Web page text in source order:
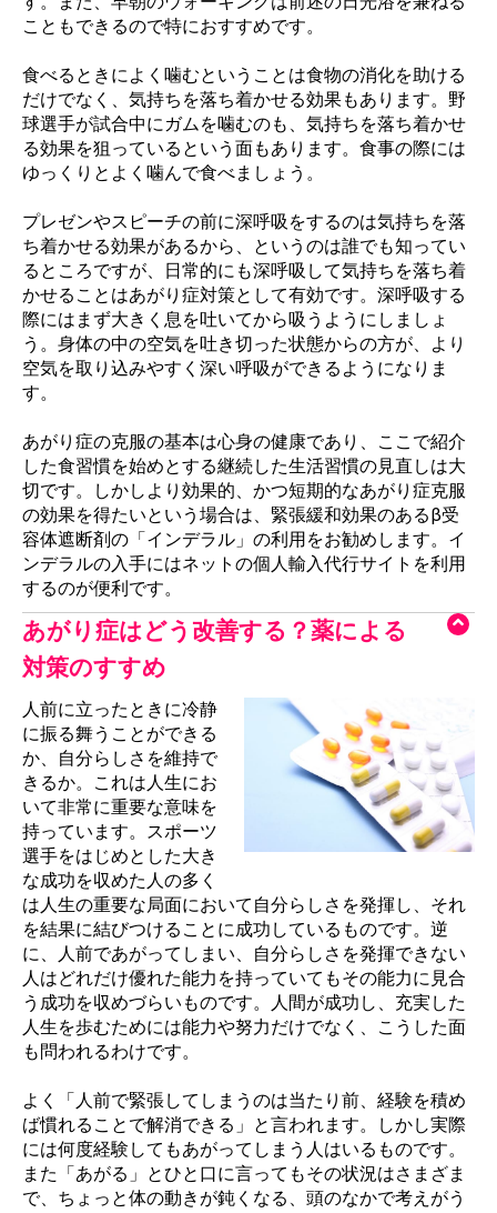
こともできるので特におすすめです。
食べるときによく噛むということは食物の消化を助ける
だけでなく、気持ちを落ち着かせる効果もあります。野
球選手が試合中にガムを噛むのも、気持ちを落ち着かせ
る効果を狙っているという面もあります。食事の際には
ゆっくりとよく噛んで食べましょう。
プレゼンやスピーチの前に深呼吸をするのは気持ちを落
ち着かせる効果があるから、というのは誰でも知ってい
るところですが、日常的にも深呼吸して気持ちを落ち着
かせることはあがり症対策として有効です。深呼吸する
際にはまず大きく息を吐いてから吸うようにしましょ
う。身体の中の空気を吐き切った状態からの方が、より
空気を取り込みやすく深い呼吸ができるようになりま
す。
あがり症の克服の基本は心身の健康であり、ここで紹介
した食習慣を始めとする継続した生活習慣の見直しは大
切です。しかしより効果的、かつ短期的なあがり症克服
の効果を得たいという場合は、緊張緩和効果のあるβ受
容体遮断剤の「インデラル」の利用をお勧めします。イ
ンデラルの入手にはネットの個人輸入代行サイトを利用
するのが便利です。
あがり症はどう改善する？薬による
対策のすすめ
人前に立ったときに冷静
に振る舞うことができる
か、自分らしさを維持で
きるか。これは人生にお
いて非常に重要な意味を
持っています。スポーツ
選手をはじめとした大き
な成功を収めた人の多く
は人生の重要な局面において自分らしさを発揮し、それ
を結果に結びつけることに成功しているものです。逆
に、人前であがってしまい、自分らしさを発揮できない
人はどれだけ優れた能力を持っていてもその能力に見合
う成功を収めづらいものです。人間が成功し、充実した
人生を歩むためには能力や努力だけでなく、こうした面
も問われるわけです。
よく「人前で緊張してしまうのは当たり前、経験を積め
ば慣れることで解消できる」と言われます。しかし実際
には何度経験してもあがってしまう人はいるものです。
また「あがる」とひと口に言ってもその状況はさまざま
で、ちょっと体の動きが鈍くなる、頭のなかで考えがう